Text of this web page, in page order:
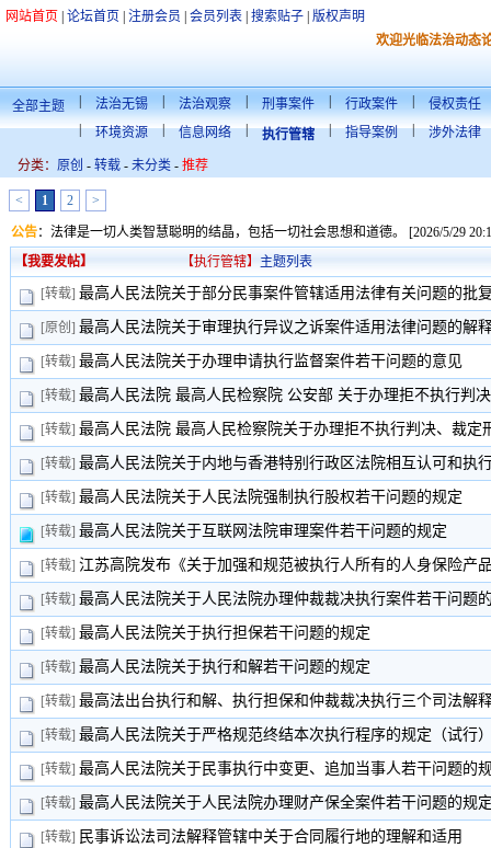
网站首页 论坛首页 注册会员 会员列表 搜索贴子 版权声明
欢迎光临法治动态
全部主题 法治无锡 法治观察 刑事案件 行政案件
侵权责任
|
环境资源 | 信息网络 | 执行管辖 | 指导案例 | 涉外法律
分类： 原创 - 转载 - 未分类 - 推荐
< 1 2 >
公告： 法律是一切人类智慧聪明的结晶，包括一切社会思想和道德。 [2026/5/29
【我要发帖】
【执行管辖】 主题列表
[转载] 最高人民法院关于部分民事案件管辖适用法律有关问题的批
[原创] 最高人民法院关于审理执行异议之诉案件适用法律问题的解
[转载] 最高人民法院关于办理申请执行监督案件若干问题的意见
[转载] 最高人民法院 最高人民检察院 公安部 关于办理拒不执行判
[转载] 最高人民法院 最高人民检察院关于办理拒不执行判决、裁定
[转载] 最高人民法院关于内地与香港特别行政区法院相互认可和执
[转载] 最高人民法院关于人民法院强制执行股权若干问题的规定
[转载] 最高人民法院关于互联网法院审理案件若干问题的规定
[转载] 江苏高院发布《关于加强和规范被执行人所有的人身保险产
[转载] 最高人民法院关于人民法院办理仲裁裁决执行案件若干问题
[转载] 最高人民法院关于执行担保若干问题的规定
[转载] 最高人民法院关于执行和解若干问题的规定
[转载] 最高法出台执行和解、执行担保和仲裁裁决执行三个司法解
[转载] 最高人民法院关于严格规范终结本次执行程序的规定（试行
[转载] 最高人民法院关于民事执行中变更、追加当事人若干问题的
[转载] 最高人民法院关于人民法院办理财产保全案件若干问题的规
[转载] 民事诉讼法司法解释管辖中关于合同履行地的理解和适用